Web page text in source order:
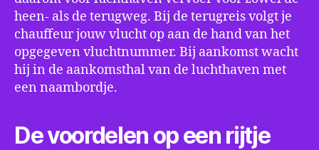
heen- als de terugweg. Bij de terugreis volgt je
chauffeur jouw vlucht op aan de hand van het
opgegeven vluchtnummer. Bij aankomst wacht
hij in de aankomsthal van de luchthaven met
een naambordje.
De voordelen op een rijtje